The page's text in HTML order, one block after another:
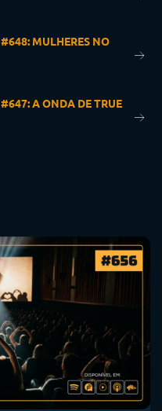
MULHERES NO
A ONDA DE TRUE